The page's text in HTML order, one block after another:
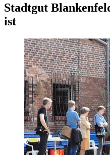
Stadtgut
ist